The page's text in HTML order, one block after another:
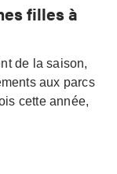
filles à
de la saison,
aux parcs
cette année,